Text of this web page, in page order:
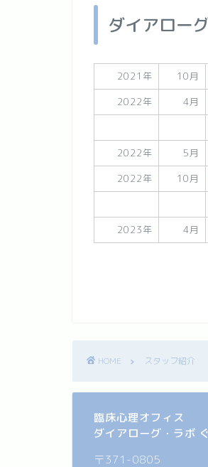
ダイアロー
2021年 10月
2022年
4月
2022年
5月
2022年
10月
2023年
4月
HOME スタッフ紹介
臨床心理オフィス
ダイアローグ・ラボ
〒371-0805